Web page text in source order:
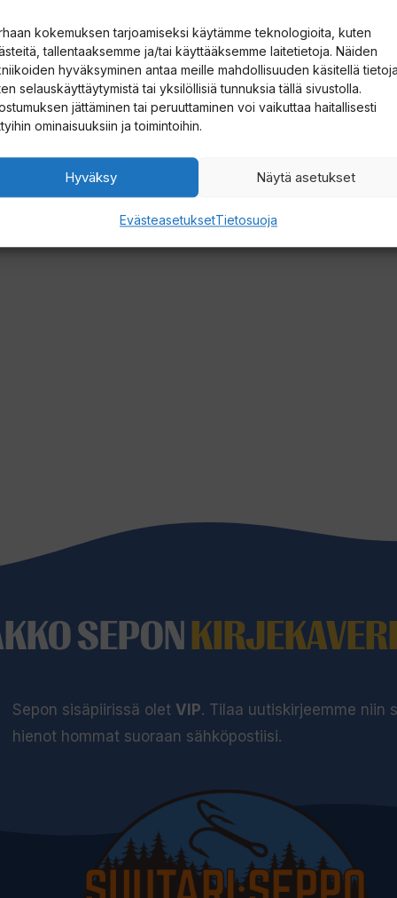
kokemuksen tarjoamiseksi käytämme teknologioita, kuten
tallentaaksemme ja/tai käyttääksemme laitetietoja. Näiden
hyväksyminen antaa meille mahdollisuuden käsitellä
selauskäyttäytymistä tai yksilöllisiä tunnuksia tällä sivustolla.
jättäminen tai peruuttaminen voi vaikuttaa haitallisesti
ominaisuuksiin ja toimintoihin.
Hyväksy Näytä asetukset
EvästeasetuksetTietosuoja
SEPON
Sepon sisäpiirissä oletVIP. Tilaa uutiskirjeemme niin
hienot hommat suoraan sähköpostiisi.